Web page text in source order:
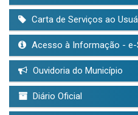
Carta de Serviços ao
Acesso à Informação - e-
Ouvidoria do Município
Diário Oficial